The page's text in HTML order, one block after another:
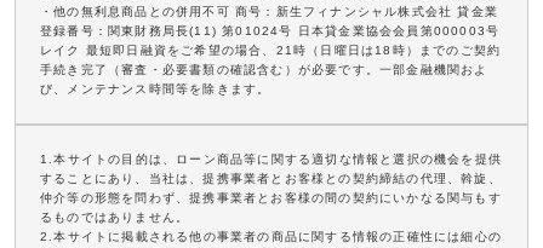
・他の無利息商品との併用不可 商号：新生フィナンシャル株式会社 貸金業
登録番号：関東財務局長(11) 第01024号 日本貸金業協会会員第000003号
レイク 最短即日融資をご希望の場合、21時（日曜日は18時）までのご契約
手続き完了（審査・必要書類の確認含む）が必要です。一部金融機関およ
び、メンテナンス時間等を除きます。
1.本サイトの目的は、ローン商品等に関する適切な情報と選択の機会を提供
することにあり、当社は、提携事業者とお客様との契約締結の代理、斡旋、
仲介等の形態を問わず、提携事業者とお客様の間の契約にいかなる関与もす
るものではありません。
2.本サイトに掲載される他の事業者の商品に関する情報の正確性には細心の